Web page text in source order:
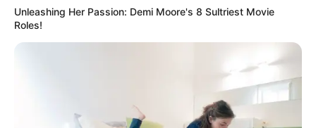
QUINTÉ PRIX DE SAINT-
Unleashing Her Passion: Demi Moore's 8 Sultriest Movie
Roles!